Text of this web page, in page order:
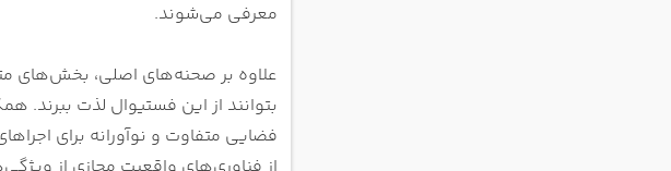
معرفی می‌شوند.
علاوه بر صحنه‌های اصلی، بخش‌های
فضایی متفاوت و نوآورانه برای